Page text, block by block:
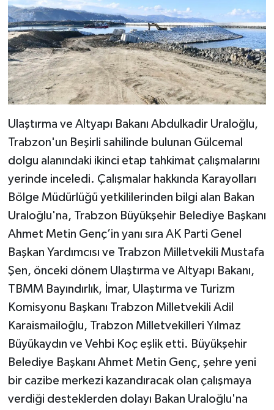
Ulaştırma ve Altyapı Bakanı Abdulkadir Uraloğlu,
Trabzon'un Beşirli sahilinde bulunan Gülcemal
dolgu alanındaki ikinci etap tahkimat çalışmalarını
yerinde inceledi. Çalışmalar hakkında Karayolları
Bölge Müdürlüğü yetkililerinden bilgi alan Bakan
Uraloğlu'na, Trabzon Büyükşehir Belediye Başkanı
Ahmet Metin Genç’in yanı sıra AK Parti Genel
Başkan Yardımcısı ve Trabzon Milletvekili Mustafa
Şen, önceki dönem Ulaştırma ve Altyapı Bakanı,
TBMM Bayındırlık, İmar, Ulaştırma ve Turizm
Komisyonu Başkanı Trabzon Milletvekili Adil
Karaismailoğlu, Trabzon Milletvekilleri Yılmaz
Büyükaydın ve Vehbi Koç eşlik etti. Büyükşehir
Belediye Başkanı Ahmet Metin Genç, şehre yeni
bir cazibe merkezi kazandıracak olan çalışmaya
verdiği desteklerden dolayı Bakan Uraloğlu'na